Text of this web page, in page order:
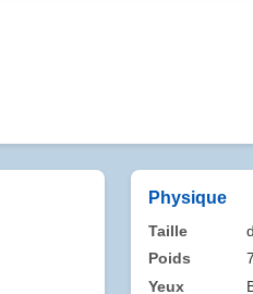
Physique
Taille
Poids
Yeux